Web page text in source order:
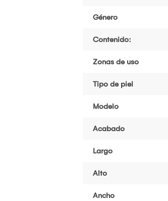
Género
Contenido:
Zonas de uso
Tipo de piel
Modelo
Acabado
Largo
Alto
Ancho